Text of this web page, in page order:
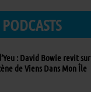
: David Bowie revit sur
de Viens Dans Mon Île